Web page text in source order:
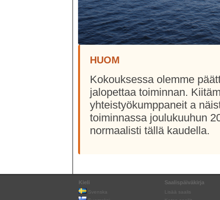
HUOM
Kokouksessa olemme
jalopettaa toiminnan.
yhteistyökumppaneit a
toiminnassa joulukuuhun
normaalisti tällä kaudella.
Kieli
Svenska
Saalispäiväkirja
Lisää saalis